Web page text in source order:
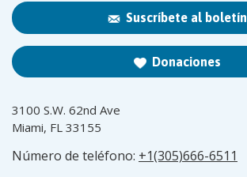
Suscríbete al boletín
Donaciones
3100 S.W. 62nd Ave
Miami, FL 33155
Número de teléfono: +1(305)666-6511